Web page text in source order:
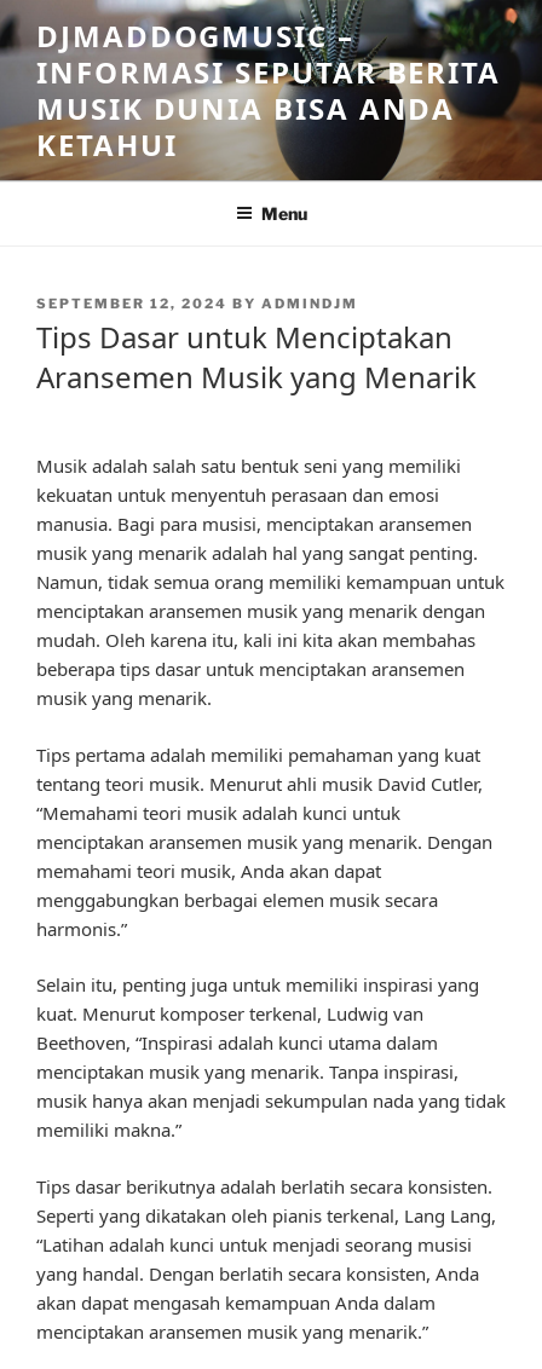
Skip
to
content
DJMADDOGMUSIC –
INFORMASI SEPUTAR BERITA
MUSIK DUNIA BISA ANDA
KETAHUI
Menu
POSTED
ON
SEPTEMBER 12, 2024 BY ADMINDJM
Tips Dasar untuk Menciptakan
Aransemen Musik yang Menarik
Musik adalah salah satu bentuk seni yang memiliki
kekuatan untuk menyentuh perasaan dan emosi
manusia. Bagi para musisi, menciptakan aransemen
musik yang menarik adalah hal yang sangat penting.
Namun, tidak semua orang memiliki kemampuan untuk
menciptakan aransemen musik yang menarik dengan
mudah. Oleh karena itu, kali ini kita akan membahas
beberapa tips dasar untuk menciptakan aransemen
musik yang menarik.
Tips pertama adalah memiliki pemahaman yang kuat
tentang teori musik. Menurut ahli musik David Cutler,
“Memahami teori musik adalah kunci untuk
menciptakan aransemen musik yang menarik. Dengan
memahami teori musik, Anda akan dapat
menggabungkan berbagai elemen musik secara
harmonis.”
Selain itu, penting juga untuk memiliki inspirasi yang
kuat. Menurut komposer terkenal, Ludwig van
Beethoven, “Inspirasi adalah kunci utama dalam
menciptakan musik yang menarik. Tanpa inspirasi,
musik hanya akan menjadi sekumpulan nada yang tidak
memiliki makna.”
Tips dasar berikutnya adalah berlatih secara konsisten.
Seperti yang dikatakan oleh pianis terkenal, Lang Lang,
“Latihan adalah kunci untuk menjadi seorang musisi
yang handal. Dengan berlatih secara konsisten, Anda
akan dapat mengasah kemampuan Anda dalam
menciptakan aransemen musik yang menarik.”